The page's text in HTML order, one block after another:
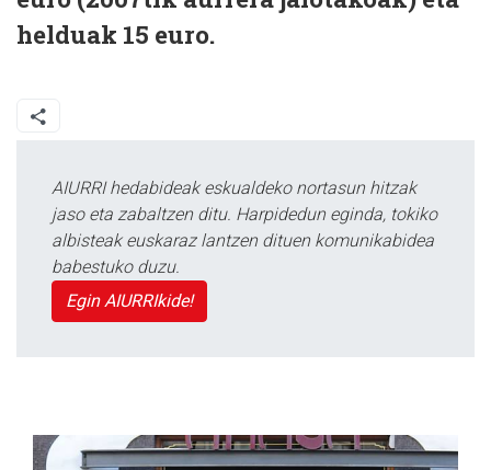
helduak 15 euro.
AIURRI hedabideak eskualdeko nortasun hitzak
jaso eta zabaltzen ditu. Harpidedun eginda, tokiko
albisteak euskaraz lantzen dituen komunikabidea
babestuko duzu.
Egin AIURRIkide!